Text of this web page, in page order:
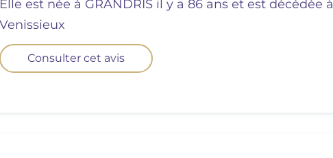
Elle est née à GRANDRIS il y a 86 ans et est décédée à
venissieux
Consulter cet avis